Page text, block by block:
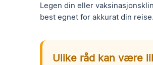
Legen din eller
best egnet for akkurat din reise.
Ulike råd kan være